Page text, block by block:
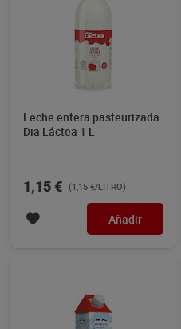
Leche entera pasteurizada
Dia Láctea 1 L
1,15 € (1,15 €/LITRO)
Añadir